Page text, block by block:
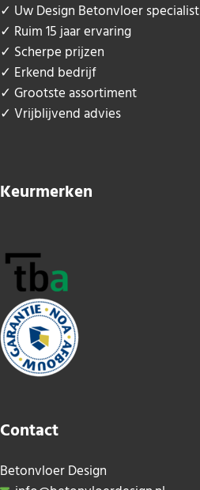
✓ Uw Design Betonvloer specialist
✓ Ruim 15 jaar ervaring
✓ Scherpe prijzen
✓ Erkend bedrijf
✓ Grootste assortiment
✓ Vrijblijvend advies
Keurmerken
Contact
Betonvloer Design